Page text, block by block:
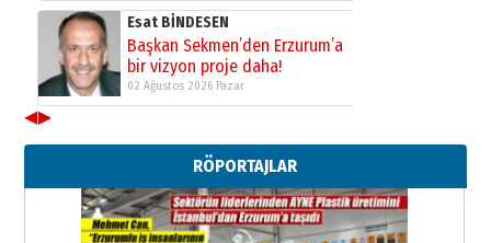
Esat BİNDESEN
Başkan Sekmen’den Erzurum’a
bir vizyon proje daha!
02 Ağustos 2026 Pazar
Erzurumspor’un köşe taşları
29 Haziran 2026 Pazartesi
Kenan GÜLERCİ
◀▶
RÖPORTAJLAR